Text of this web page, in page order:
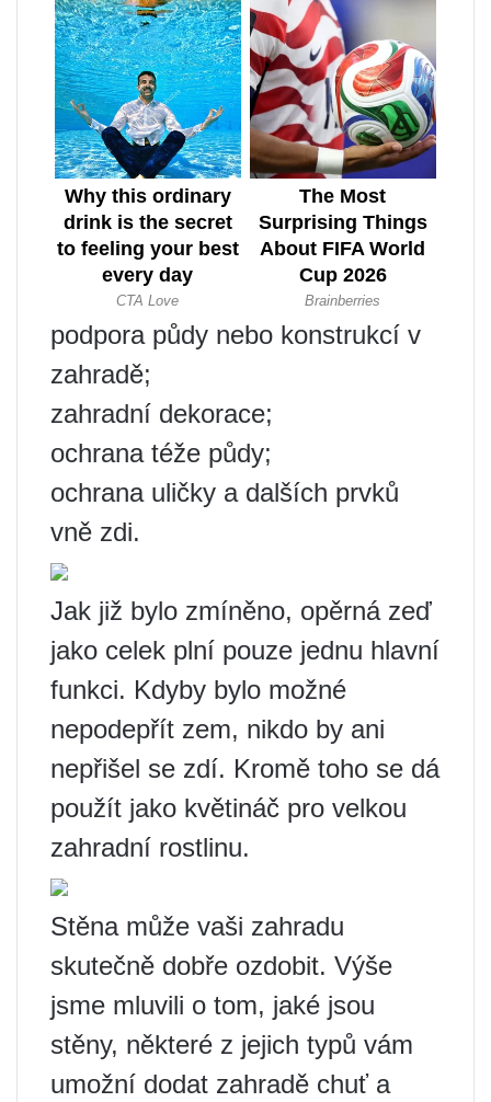
podpora půdy nebo konstrukcí v
zahradě;
zahradní dekorace;
ochrana téže půdy;
ochrana uličky a dalších prvků
vně zdi.
Jak již bylo zmíněno, opěrná zeď
jako celek plní pouze jednu hlavní
funkci. Kdyby bylo možné
nepodepřít zem, nikdo by ani
nepřišel se zdí. Kromě toho se dá
použít jako květináč pro velkou
zahradní rostlinu.
Stěna může vaši zahradu
skutečně dobře ozdobit. Výše
jsme mluvili o tom, jaké jsou
stěny, některé z jejich typů vám
umožní dodat zahradě chuť a